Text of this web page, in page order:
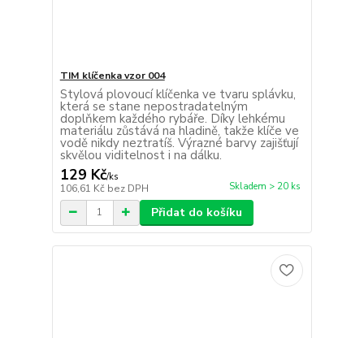
TIM klíčenka vzor 004
Stylová plovoucí klíčenka ve tvaru splávku,
která se stane nepostradatelným
doplňkem každého rybáře. Díky lehkému
materiálu zůstává na hladině, takže klíče ve
vodě nikdy neztratíš. Výrazné barvy zajišťují
skvělou viditelnost i na dálku.
129 Kč/ks
106,61 Kč bez DPH Skladem > 20 ks
Přidat do košíku